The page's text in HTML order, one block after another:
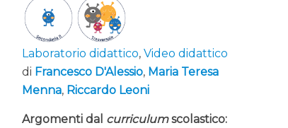
Laboratorio didattico,Video didattico
di Francesco D'Alessio, Maria Teresa
Menna, Riccardo Leoni
Argomenti dal curriculumscolastico: